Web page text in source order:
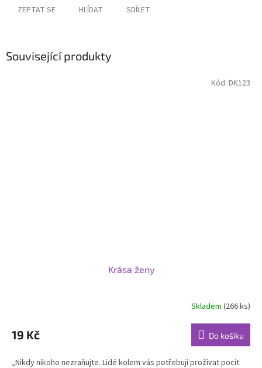
ZEPTAT SE HLÍDAT SDÍLET
Související produkty
Krása ženy
Skladem (266 ks)
19 Kč Do košíku
„Nikdy nikoho nezraňujte. Lidé kolem vás potřebují prožívat pocit
Kód: DK123